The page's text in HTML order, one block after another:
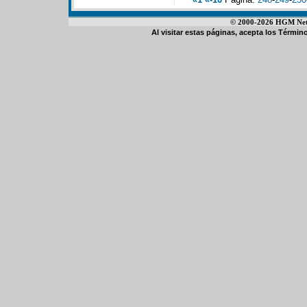
© 2000-2026 HGM
Al visitar estas páginas, acepta los